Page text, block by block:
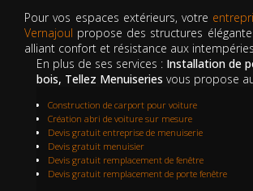
Pour vos espaces extérieurs, votre
Vernajoul propose des structures
alliant confort et résistance aux
En plus de ses services : Installation de
bois, Tellez Menuiseries vous propose
Construction de carport pour voiture
Création abri de voiture sur mesure
Devis gratuit entreprise de menuiserie
Devis gratuit menuisier
Devis gratuit remplacement de fenêtre
Devis gratuit remplacement de porte fenêtre